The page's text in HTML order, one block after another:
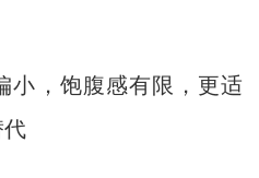
小，饱腹感有限，更适
代